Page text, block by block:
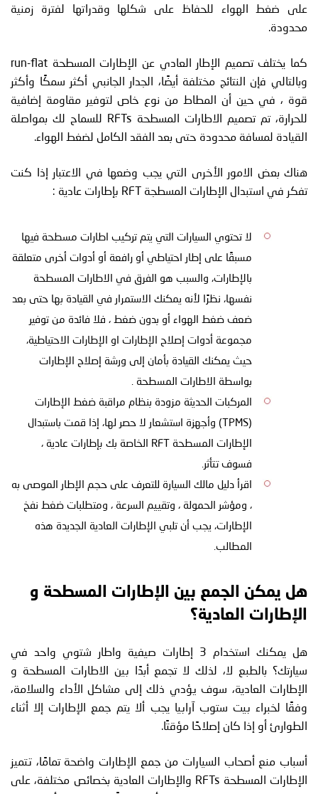
على ضغط الهواء للحفاظ على شكلها وقدراتها لفترة زمنية
محدودة.
كما يختلف تصميم الإطار العادي عن الإطارات المسطحة run-flat
وبالتالي فإن النتائج مختلفة أيضًا، الجدار الجانبي أكثر سمكًا وأكثر
قوة ، في حين أن المطاط من نوع خاص لتوفير مقاومة إضافية
للحرارة، تم تصميم الاطارات المسطحة RFTs للسماح لك بمواصلة
القيادة لمسافة محدودة حتى بعد الفقد الكامل لضغط الهواء.
هناك بعض الامور الأخرى التي يجب وضعها في الاعتبار إذا كنت
تفكر في استبدال الإطارات المسطجة RFT بإطارات عادية :
لا تحتوي السيارات التي يتم تركيب اطارات مسطحة فيها
مسبقًا على إطار احتياطي أو رافعة أو أدوات أخرى متعلقة
بالإطارات، والسبب هو الفرق في الاطارات المسطحة
نفسها، نظرًا لأنه يمكنك الاستمرار في القيادة بها حتى بعد
ضعف ضغط الهواء أو بدون ضغط ، فلا فائدة من توفير
مجموعة أدوات إصلاح الإطارات او الإطارات الاحتياطية،
حيث يمكنك القيادة بأمان إلى ورشة إصلاح الإطارات
بواسطة الاطارات المسطحة .
المركبات الحديثة مزودة بنظام مراقبة ضغط الإطارات
(TPMS) وأجهزة استشعار لا حصر لها، إذا قمت باستبدال
الإطارات المسطحة RFT الخاصة بك بإطارات عادية ،
فسوف تتأثر.
اقرأ دليل مالك السيارة للتعرف على حجم الإطار الموصى به
، ومؤشر الحمولة ، وتقييم السرعة ، ومتطلبات ضغط نفخ
الإطارات، يجب أن تلبي الإطارات العادية الجديدة هذه
المطالب.
هل يمكن الجمع بين الإطارات المسطحة و
الإطارات العادية؟
هل يمكنك استخدام 3 إطارات صيفية واطار شتوي واحد في
سيارتك؟ بالطبع لا، لذلك لا تجمع أبدًا بين الاطارات المسطحة و
الإطارات العادية، سوف يؤدي ذلك إلى مشاكل الأداء والسلامة،
وفقًا لخبراء بيت ستوب آرابيا يجب ألا يتم جمع الإطارات إلا أثناء
الطوارئ أو إذا كان إصلاحًا مؤقتًا.
أسباب منع أصحاب السيارات من جمع الإطارات واضحة تمامًا، تتميز
الإطارات المسطحة RFTs والإطارات العادية بخصائص مختلفة، على